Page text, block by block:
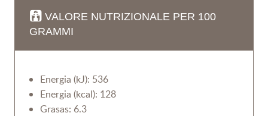
VALORE NUTRIZIONALE PER 100
GRAMMI
Energia (kJ): 536
Energia (kcal): 128
Grasas: 6.3